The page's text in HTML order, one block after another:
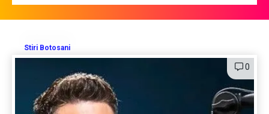
Stiri Botosani
0